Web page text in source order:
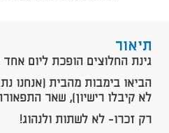
תיאור
גינת החלוצים הופכת ליום
הביאו בימבות מהבית (אנחנו
לא קיבלו רישיון), שאר
רק זכרו- לא לשתות ולנהוג!